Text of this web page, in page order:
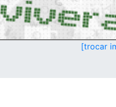
[trocar